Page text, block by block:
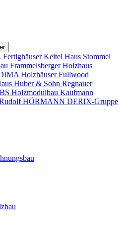
Keitel Haus Stommel
Frammelsberger Holzhaus
HolzhäuserFullwood
Huber & Sohn Regnauer
BS Holzmodulbau Kaufmann
HÖRMANN DERIX-Gruppe